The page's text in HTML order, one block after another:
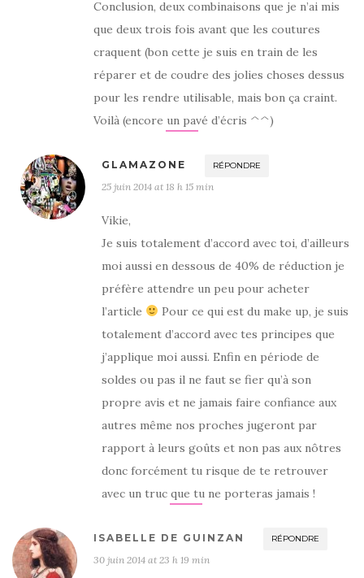
Conclusion, deux combinaisons que je n’ai mis
que deux trois fois avant que les coutures
craquent (bon cette je suis en train de les
réparer et de coudre des jolies choses dessus
pour les rendre utilisable, mais bon ça craint.
Voilà (encore un pavé d’écris ^^)
GLAMAZONE RÉPONDRE
25 juin 2014 at 18 h 15 min
Vikie,
Je suis totalement d’accord avec toi, d’ailleurs
moi aussi en dessous de 40% de réduction je
préfère attendre un peu pour acheter
l’article
Pour ce qui est du make up, je suis
totalement d’accord avec tes principes que
j’applique moi aussi. Enfin en période de
soldes ou pas il ne faut se fier qu’à son
propre avis et ne jamais faire confiance aux
autres même nos proches jugeront par
rapport à leurs goûts et non pas aux nôtres
donc forcément tu risque de te retrouver
avec un truc que tu ne porteras jamais !
ISABELLE DE GUINZAN RÉPONDRE
30 juin 2014 at 23 h 19 min